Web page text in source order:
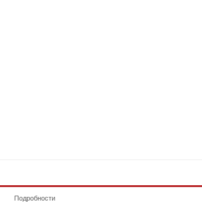
Подробности